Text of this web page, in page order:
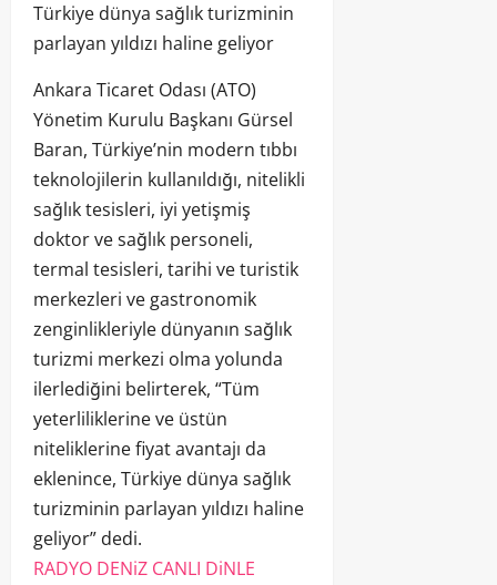
Türkiye dünya sağlık turizminin
parlayan yıldızı haline geliyor
Ankara Ticaret Odası (ATO)
Yönetim Kurulu Başkanı Gürsel
Baran, Türkiye’nin modern tıbbı
teknolojilerin kullanıldığı, nitelikli
sağlık tesisleri, iyi yetişmiş
doktor ve sağlık personeli,
termal tesisleri, tarihi ve turistik
merkezleri ve gastronomik
zenginlikleriyle dünyanın sağlık
turizmi merkezi olma yolunda
ilerlediğini belirterek, “Tüm
yeterliliklerine ve üstün
niteliklerine fiyat avantajı da
eklenince, Türkiye dünya sağlık
turizminin parlayan yıldızı haline
geliyor” dedi.
RADYO DENiZ CANLI DiNLE